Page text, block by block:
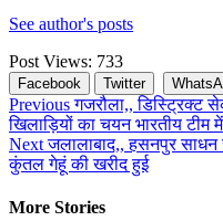
See author's posts
Post Views: 733
Facebook Twitter
Continue
Reading
Previousगजरौला,, डिस्ट्रिक्ट
खिलाड़ियों का चयन भारतीय टीम
Nextजलालाबाद,, हसनपुर
कुंतल गेहूं की खरीद हुई
More Stories